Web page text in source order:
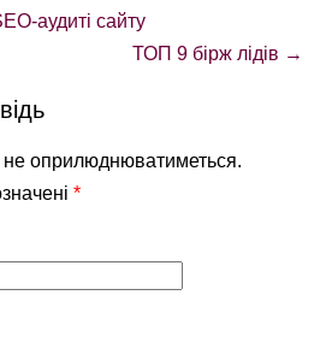
аудиті сайту
ТОП 9 бірж лідів →
оприлюднюватиметься.
*